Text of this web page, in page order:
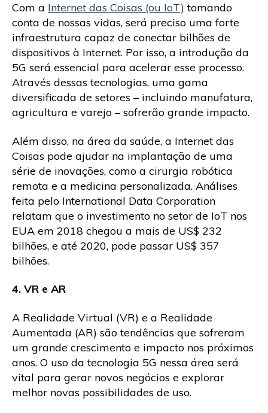
Com a Internet das Coisas (ou IoT) tomando
conta de nossas vidas, será preciso uma forte
infraestrutura capaz de conectar bilhões de
dispositivos à Internet. Por isso, a introdução da
5G será essencial para acelerar esse processo.
Através dessas tecnologias, uma gama
diversificada de setores – incluindo manufatura,
agricultura e varejo – sofrerão grande impacto.
Além disso, na área da saúde, a Internet das
Coisas pode ajudar na implantação de uma
série de inovações, como a cirurgia robótica
remota e a medicina personalizada. Análises
feita pelo International Data Corporation
relatam que o investimento no setor de IoT nos
EUA em 2018 chegou a mais de US$ 232
bilhões, e até 2020, pode passar US$ 357
bilhões.
4. VR e AR
A Realidade Virtual (VR) e a Realidade
Aumentada (AR) são tendências que sofreram
um grande crescimento e impacto nos próximos
anos. O uso da tecnologia 5G nessa área será
vital para gerar novos negócios e explorar
melhor novas possibilidades de uso.